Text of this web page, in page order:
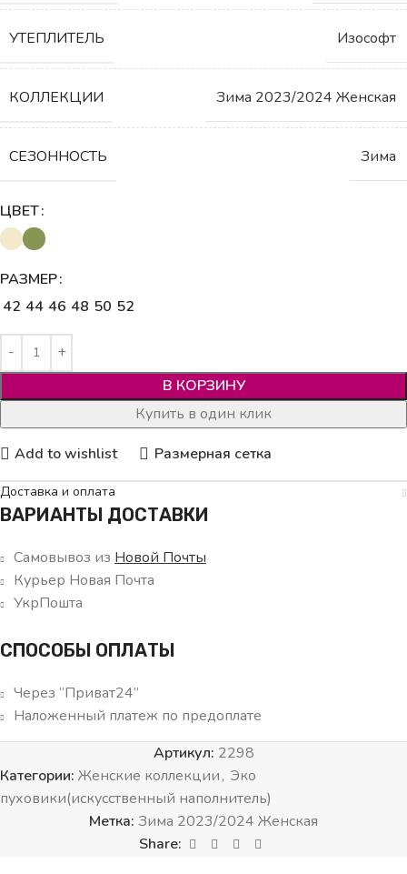
УТЕПЛИТЕЛЬ Изософт
КОЛЛЕКЦИИ Зима 2023/2024 Женская
СЕЗОННОСТЬ Зима
ЦВЕТ
РАЗМЕР
42 44 46 48 50 52
В КОРЗИНУ
Купить в один клик
Add to wishlist Размерная сетка
Доставка и оплата
ВАРИАНТЫ ДОСТАВКИ
Самовывоз из Новой Почты
Курьер Новая Почта
УкрПошта
СПОСОБЫ ОПЛАТЫ
Через “Приват24”
Наложенный платеж по предоплате
Артикул: 2298
Категории: Женские коллекции, Эко
пуховики(искусственный наполнитель)
Метка: Зима 2023/2024 Женская
Share: